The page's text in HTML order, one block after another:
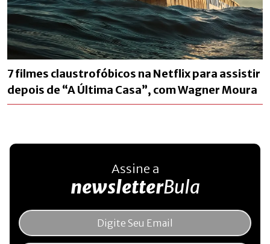
7 filmes claustrofóbicos na Netflix para assistir
depois de “A Última Casa”, com Wagner Moura
Assine a
newsletterBula